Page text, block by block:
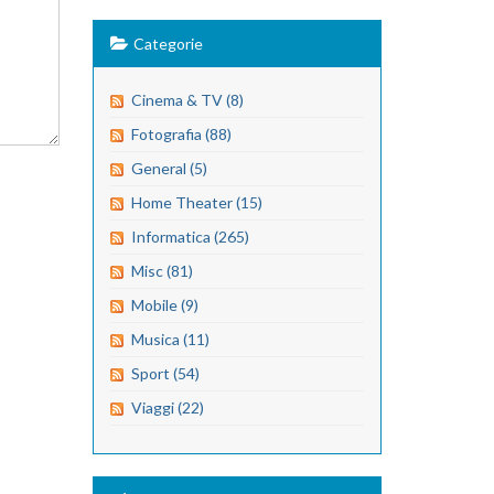
Categorie
Cinema & TV (8)
Fotografia (88)
General (5)
Home Theater (15)
Informatica (265)
Misc (81)
Mobile (9)
Musica (11)
Sport (54)
Viaggi (22)